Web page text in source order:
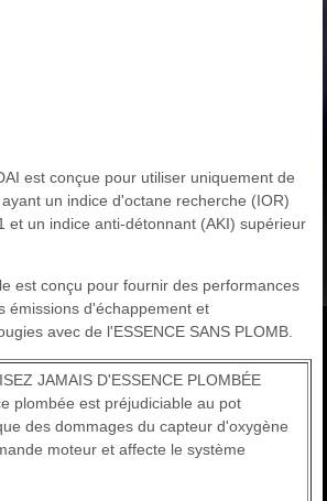
est conçue pour utiliser uniquement de
un indice d'octane recherche (IOR)
et un indice anti-détonnant (AKI) supérieur
est conçu pour fournir des performances
émissions d'échappement et
avec de l'ESSENCE SANS PLOMB.
JAMAIS D'ESSENCE PLOMBÉE
plombée est préjudiciable au pot
des dommages du capteur d'oxygène
moteur et affecte le système